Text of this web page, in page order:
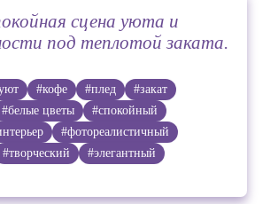
сцена уюта и
под теплотой заката.
#кофе #плед
#закат
#белые цветы
#спокойный
#фотореалистичный
#творческий
#элегантный